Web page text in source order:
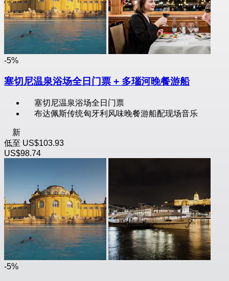
-5%
塞切尼温泉浴场全日门票 + 多瑙河晚餐游船
塞切尼温泉浴场全日门票
布达佩斯传统匈牙利风味晚餐游船配现场音乐
新
低至 US$103.93
US$98.74
-5%